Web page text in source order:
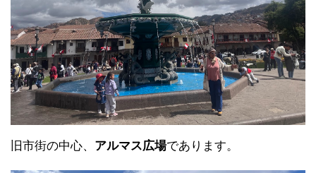
旧市街の中心、 アルマス広場であります。